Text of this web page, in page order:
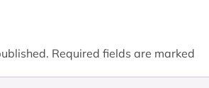
Required fields are marked